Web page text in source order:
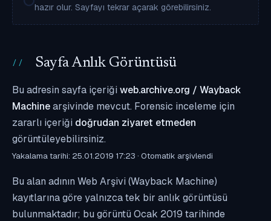
hazır olur. Sayfayı tekrar açarak görebilirsiniz.
Sayfa Anlık Görüntüsü
Bu adresin sayfa içeriği web.archive.org / Wayback
Machinearşivinde mevcut. Forensic inceleme için
zararlı içeriği doğrudan ziyaret etmeden
görüntüleyebilirsiniz.
Yakalama tarihi: 25.01.2019 17:23 · Otomatik arşivlendi
Bu alan adının Web Arşivi (Wayback Machine)
kayıtlarına göre yalnızca tek bir anlık görüntüsü
bulunmaktadır; bu görüntü Ocak 2019 tarihinde